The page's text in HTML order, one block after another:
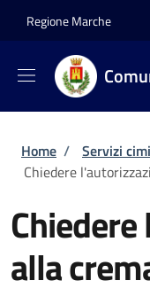
Regione Marche
Briciole di
Home / Servizi
Chiedere
alla